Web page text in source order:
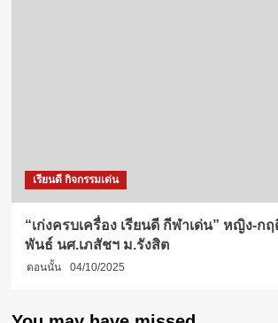
เรียนดี กิจกรรมเด่น
“เก่งครบเครื่อง เรียนดี กีฬาเด่น” หญิง-ก
พันธ์ นศ.เภสัชฯ ม.รังสิต
ตอนนั้น 04/10/2025